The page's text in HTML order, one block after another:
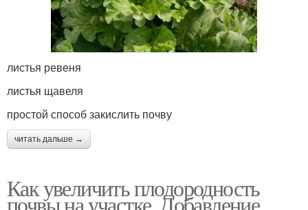
листья ревеня
листья щавеля
простой способ закислить почву
читать дальше →
Как увеличить плодородность